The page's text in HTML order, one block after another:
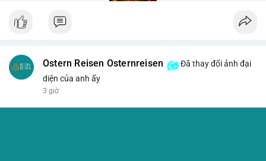
Ostern Reisen Osternreisen
Đã thay đổi ảnh đại
diện của anh ấy
3 giờ